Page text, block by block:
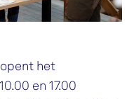
het
en 17.00